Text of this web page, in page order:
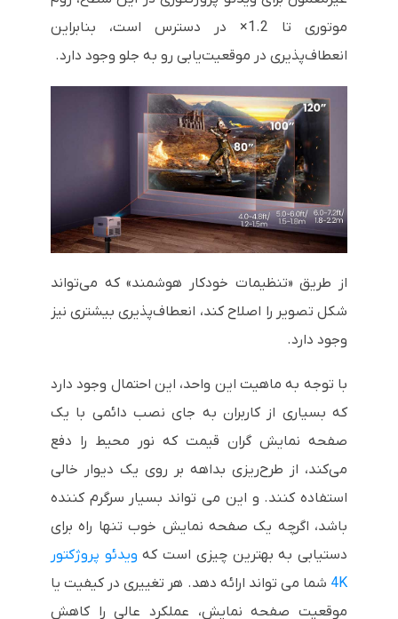
موتوری تا 1.2× در دسترس است، بنابراین
انعطاف‌پذیری در موقعیت‌یابی رو به جلو وجود دارد.
از طریق «تنظیمات خودکار هوشمند» که می‌تواند
شکل تصویر را اصلاح کند، انعطاف‌پذیری بیشتری نیز
وجود دارد.
با توجه به ماهیت این واحد، این احتمال وجود دارد
که بسیاری از کاربران به جای نصب دائمی با یک
صفحه نمایش گران قیمت که نور محیط را دفع
می‌کند، از طرح‌ریزی بداهه بر روی یک دیوار خالی
استفاده کنند. و این می تواند بسیار سرگرم کننده
باشد، اگرچه یک صفحه نمایش خوب تنها راه برای
دستیابی به بهترین چیزی است که ویدئو پروژکتور
4K شما می تواند ارائه دهد. هر تغییری در کیفیت یا
موقعیت صفحه نمایش، عملکرد عالی را کاهش